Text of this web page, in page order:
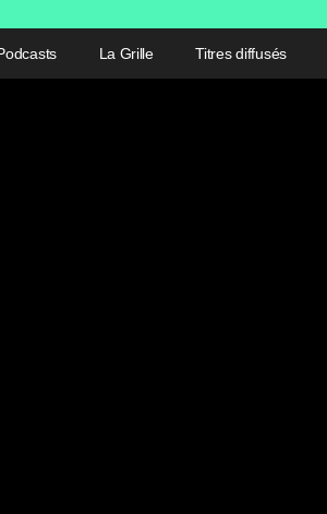
La Grille Titres diffusés